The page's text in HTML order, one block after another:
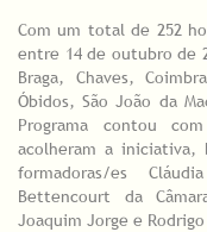
Com um total de 252
entre 14 de outubro de
Braga, Chaves,
Óbidos, São João da
Programa contou
acolheram a iniciativa,
formadoras/es
Bettencourt da
Joaquim Jorge e